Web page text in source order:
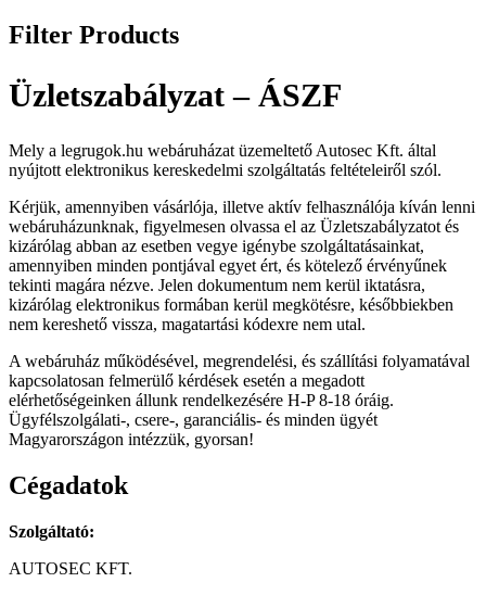
Filter Products
Üzletszabályzat – ÁSZF
Mely a legrugok.hu webáruházat üzemeltető Autosec Kft. által
nyújtott elektronikus kereskedelmi szolgáltatás feltételeiről szól.
Kérjük, amennyiben vásárlója, illetve aktív felhasználója kíván lenni
webáruházunknak, figyelmesen olvassa el az Üzletszabályzatot és
kizárólag abban az esetben vegye igénybe szolgáltatásainkat,
amennyiben minden pontjával egyet ért, és kötelező érvényűnek
tekinti magára nézve. Jelen dokumentum nem kerül iktatásra,
kizárólag elektronikus formában kerül megkötésre, későbbiekben
nem kereshető vissza, magatartási kódexre nem utal.
A webáruház működésével, megrendelési, és szállítási folyamatával
kapcsolatosan felmerülő kérdések esetén a megadott
elérhetőségeinken állunk rendelkezésére H-P 8-18 óráig.
Ügyfélszolgálati-, csere-, garanciális- és minden ügyét
Magyarországon intézzük, gyorsan!
Cégadatok
Szolgáltató:
AUTOSEC KFT.